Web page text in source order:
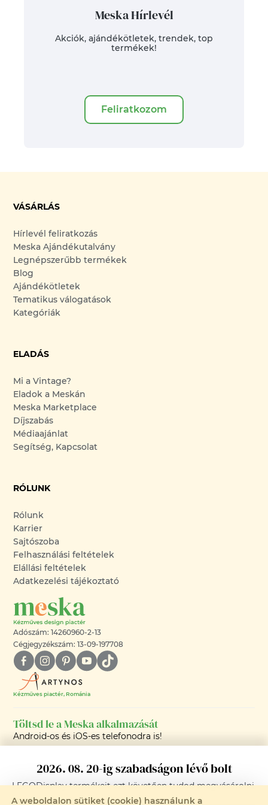
2026. 08. 20-ig szabadságon lévő bolt
LEGODisplaytermékeit ezt követően tudod megvásárolni.
Meska Hírlevél
Akciók, ajándékötletek, trendek, top
termékek!
Feliratkozom
VÁSÁRLÁS
Hírlevél feliratkozás
Meska Ajándékutalvány
Legnépszerűbb termékek
Blog
Ajándékötletek
Tematikus válogatások
Kategóriák
ELADÁS
Mi a Vintage?
Eladok a Meskán
Meska Marketplace
Díjszabás
Médiaajánlat
Segítség, Kapcsolat
RÓLUNK
Rólunk
Karrier
Sajtószoba
Felhasználási feltételek
Elállási feltételek
Adatkezelési tájékoztató
Adószám: 14260960-2-13
Cégjegyzékszám: 13-09-197708
Kézműves piactér, Románia
Töltsd le a Meska alkalmazását
Android-os és iOS-es telefonodra is!
A weboldalon sütiket (cookie) használunk a